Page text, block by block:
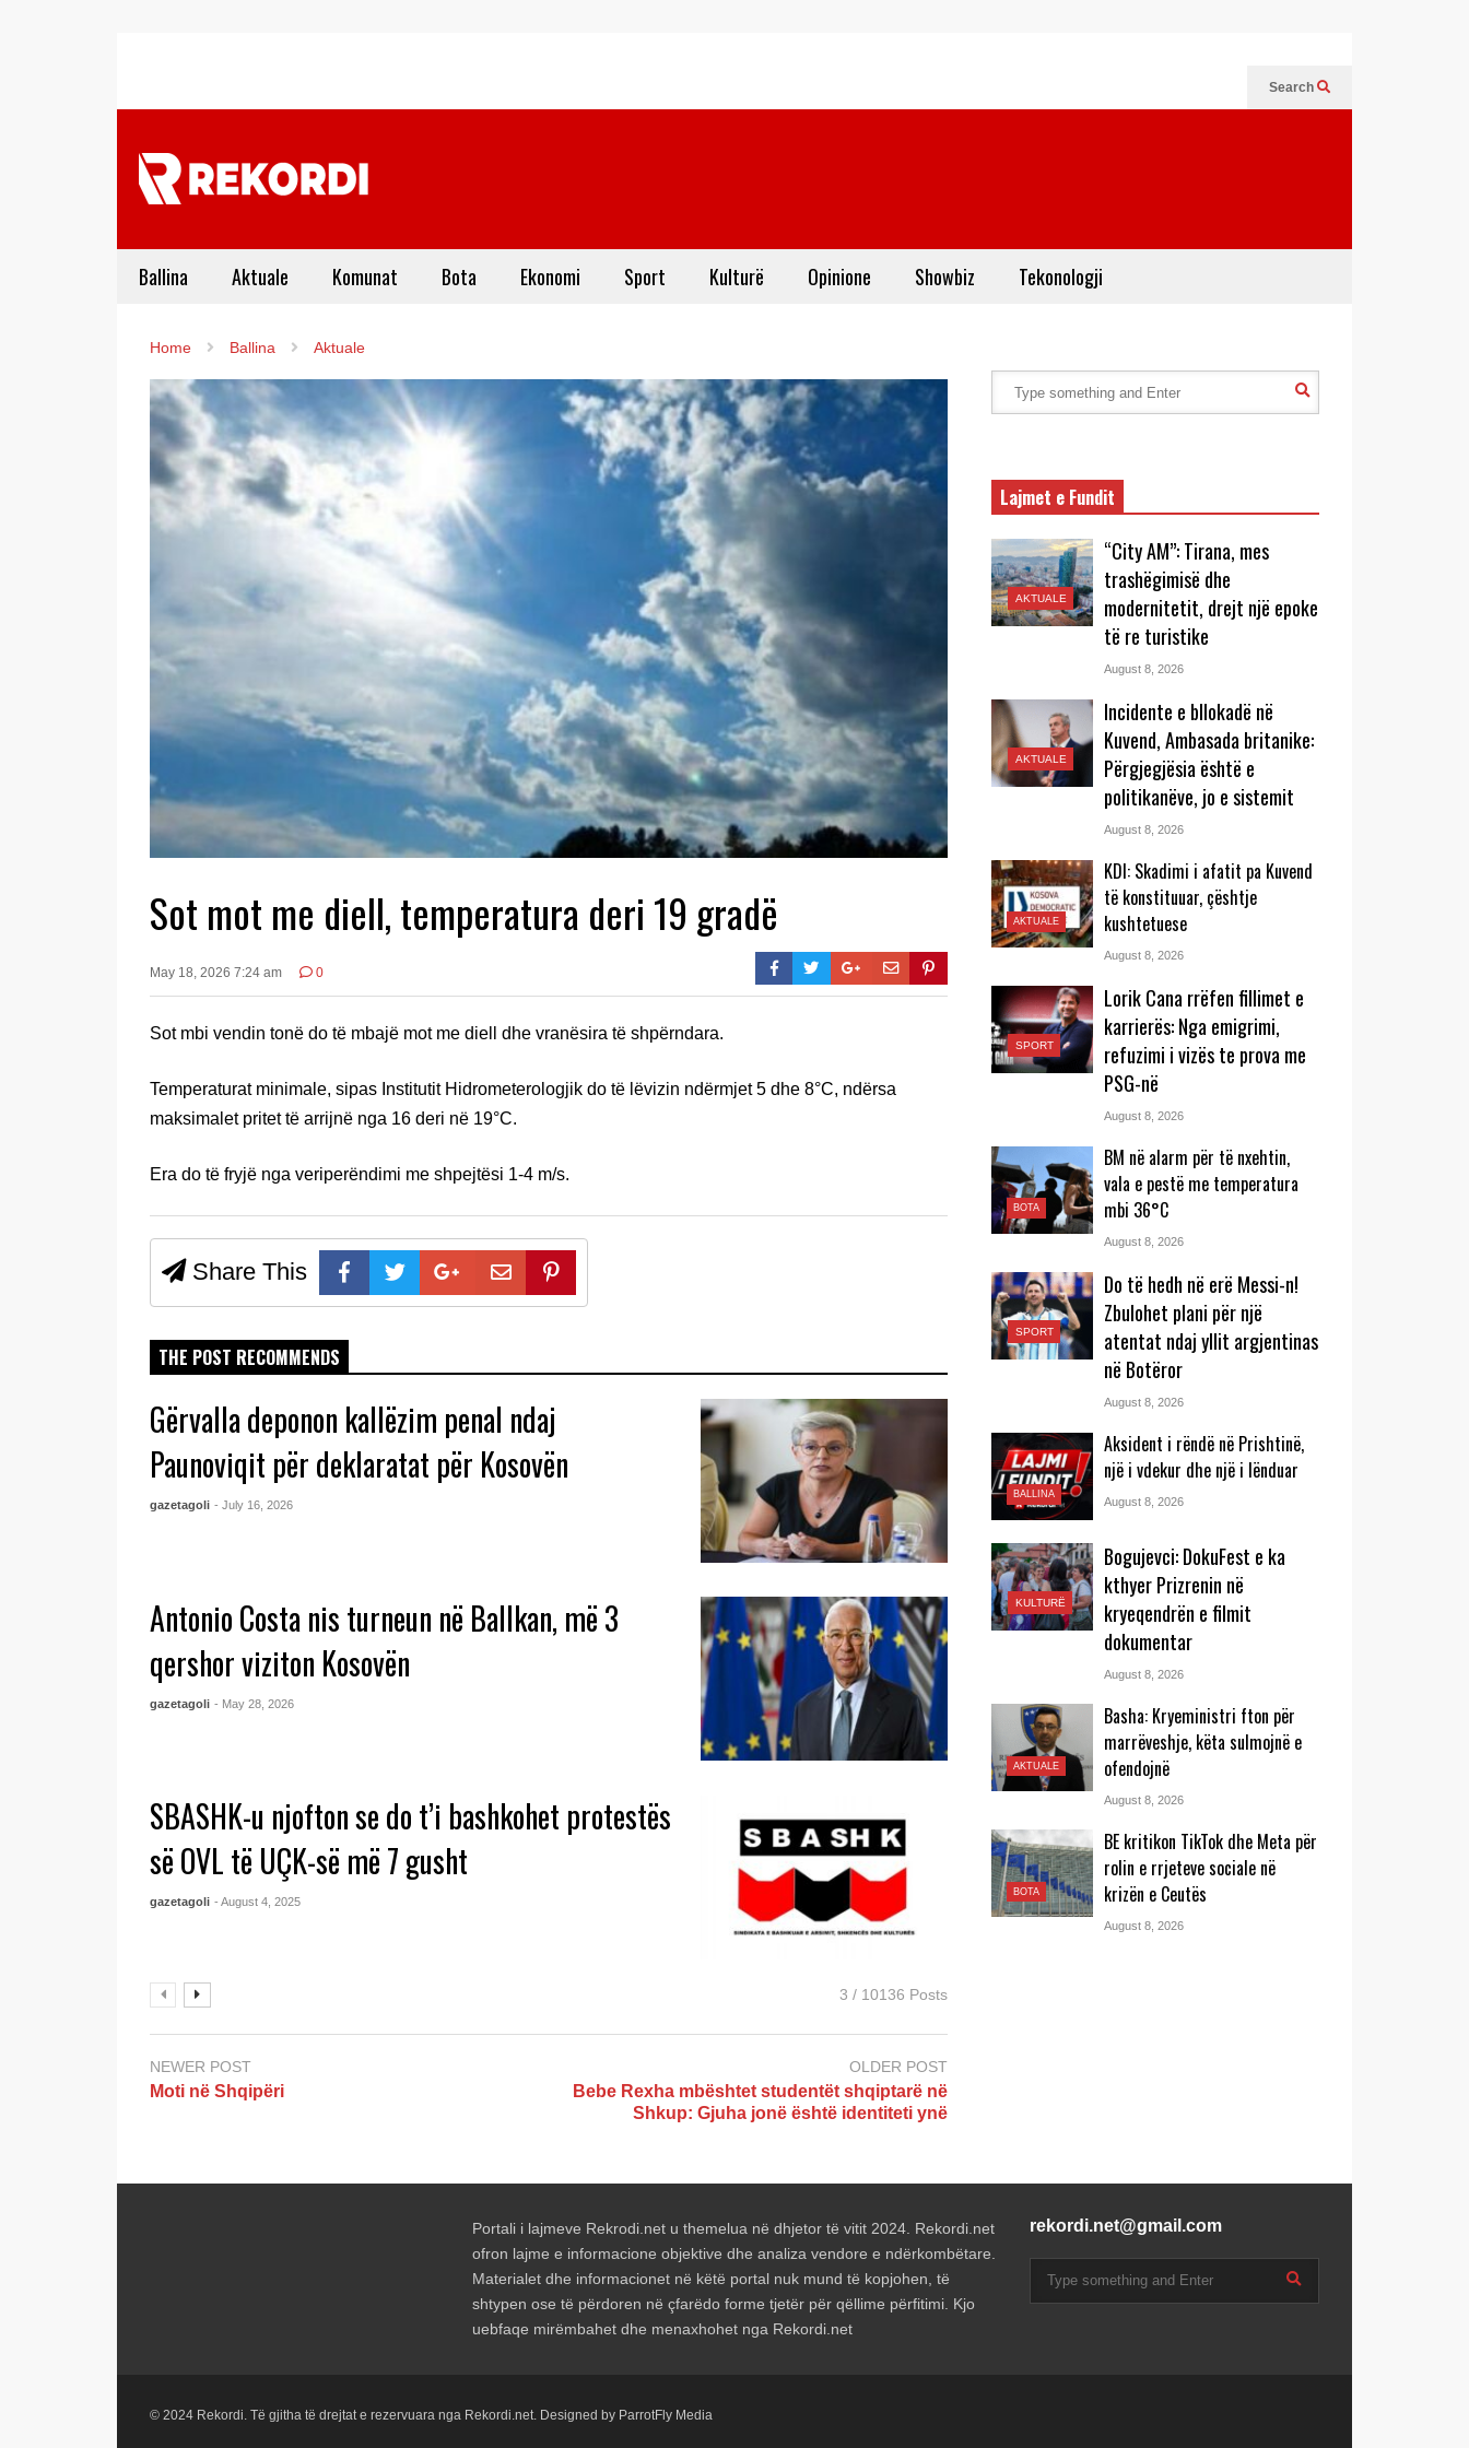
Search
Ballina Aktuale Komunat Bota Ekonomi Sport Kulturë Opinione Showbiz Tekonologji
Home Ballina Aktuale
Sot mot me diell, temperatura deri 19 gradë
May 18, 2026 7:24 am 0
Sot mbi vendin tonë do të mbajë mot me diell dhe vranësira të shpërndara.
Temperaturat minimale, sipas Institutit Hidrometerologjik do të lëvizin ndërmjet 5 dhe 8°C, ndërsa
maksimalet pritet të arrijnë nga 16 deri në 19°C.
Era do të fryjë nga veriperëndimi me shpejtësi 1-4 m/s.
Share This
THE POST RECOMMENDS
Gërvalla deponon kallëzim penal ndaj
Paunoviqit për deklaratat për Kosovën
gazetagoli - July 16, 2026
Antonio Costa nis turneun në Ballkan, më 3
qershor viziton Kosovën
gazetagoli - May 28, 2026
SBASHK-u njofton se do t’i bashkohet protestës
së OVL të UÇK-së më 7 gusht
gazetagoli - August 4, 2025
3 / 10136 Posts
NEWER POST
Moti në Shqipëri
OLDER POST
Bebe Rexha mbështet studentët shqiptarë në
Shkup: Gjuha jonë është identiteti ynë
Lajmet e Fundit
AKTUALE
“City AM”: Tirana, mes
trashëgimisë dhe
modernitetit, drejt një epoke
të re turistike
August 8, 2026
AKTUALE
Incidente e bllokadë në
Kuvend, Ambasada britanike:
Përgjegjësia është e
politikanëve, jo e sistemit
August 8, 2026
AKTUALE
KDI: Skadimi i afatit pa Kuvend
të konstituuar, çështje
kushtetuese
August 8, 2026
SPORT
Lorik Cana rrëfen fillimet e
karrierës: Nga emigrimi,
refuzimi i vizës te prova me
PSG-në
August 8, 2026
BOTA
BM në alarm për të nxehtin,
vala e pestë me temperatura
mbi 36°C
August 8, 2026
SPORT
Do të hedh në erë Messi-n!
Zbulohet plani për një
atentat ndaj yllit argjentinas
në Botëror
August 8, 2026
BALLINA
Aksident i rëndë në Prishtinë,
një i vdekur dhe një i lënduar
August 8, 2026
KULTURË
Bogujevci: DokuFest e ka
kthyer Prizrenin në
kryeqendrën e filmit
dokumentar
August 8, 2026
AKTUALE
Basha: Kryeministri fton për
marrëveshje, këta sulmojnë e
ofendojnë
August 8, 2026
BOTA
BE kritikon TikTok dhe Meta për
rolin e rrjeteve sociale në
krizën e Ceutës
August 8, 2026
Portali i lajmeve Rekrodi.net u themelua në dhjetor të vitit 2024. Rekordi.net
ofron lajme e informacione objektive dhe analiza vendore e ndërkombëtare.
Materialet dhe informacionet në këtë portal nuk mund të kopjohen, të
shtypen ose të përdoren në çfarëdo forme tjetër për qëllime përfitimi. Kjo
uebfaqe mirëmbahet dhe menaxhohet nga Rekordi.net
rekordi.net@gmail.com
© 2024 Rekordi. Të gjitha të drejtat e rezervuara nga Rekordi.net. Designed by ParrotFly Media